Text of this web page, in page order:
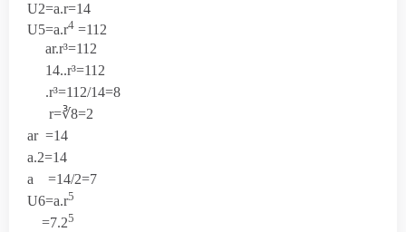
U2=a.r=14
U5=a.r4 =112
ar.r³=112
14..r³=112
.r³=112/14=8
r=∛8=2
ar =14
a.2=14
a =14/2=7
U6=a.r5
=7.25